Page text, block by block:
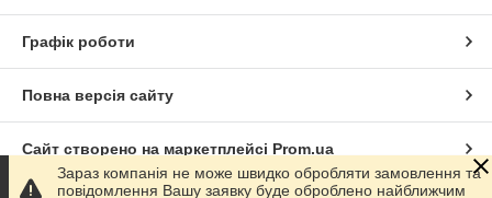
Графік роботи
Повна версія сайту
Сайт створено на маркетплейсі Prom.ua
Зараз компанія не може швидко обробляти замовлення та
повідомлення Вашу заявку буде оброблено найближчим